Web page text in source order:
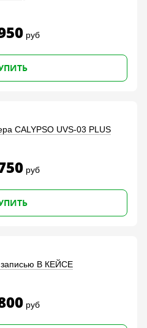
руб
CALYPSO UVS-03 PLUS
руб
В КЕЙСЕ
руб